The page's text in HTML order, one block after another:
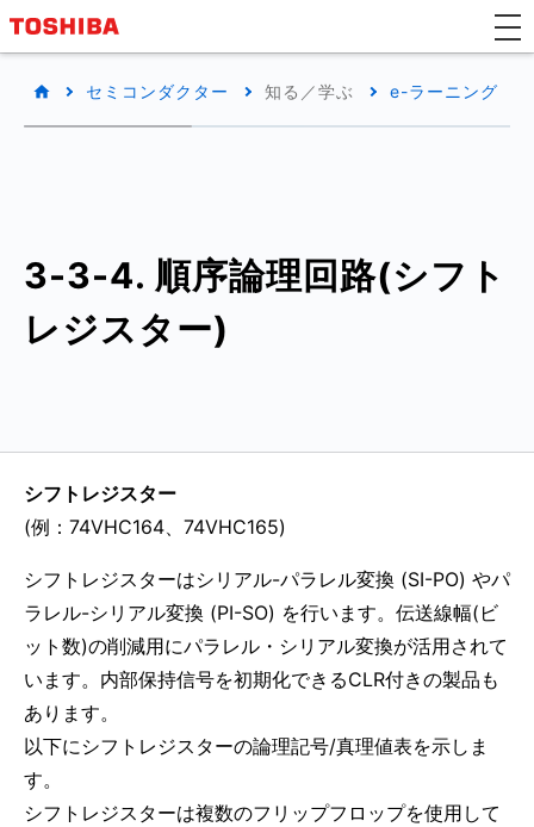
セミコンダクター 知る／学ぶ e-ラーニング
3-3-4. 順序論理回路(シフト
レジスター)
シフトレジスター
(例：74VHC164、74VHC165)
シフトレジスターはシリアル-パラレル変換 (SI-PO) やパ
ラレル-シリアル変換 (PI-SO) を行います。伝送線幅(ビ
ット数)の削減用にパラレル・シリアル変換が活用されて
います。内部保持信号を初期化できるCLR付きの製品も
あります。
以下にシフトレジスターの論理記号/真理値表を示しま
す。
シフトレジスターは複数のフリップフロップを使用して